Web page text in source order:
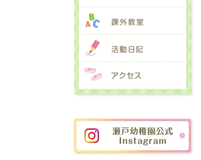
課
活
アク